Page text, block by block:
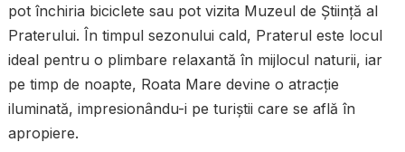
pot închiria biciclete sau pot vizita Muzeul de Știință al
Praterului. În timpul sezonului cald, Praterul este locul
ideal pentru o plimbare relaxantă în mijlocul naturii, iar
pe timp de noapte, Roata Mare devine o atracție
iluminată, impresionându-i pe turiștii care se află în
apropiere.